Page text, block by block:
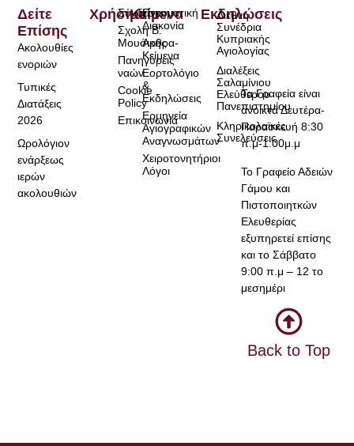
Τα Γραφεία είναι
ανοικτά Δευτέρα-
Παρασκευή 8:30
π.μ-1:00μ.μ
Το Γραφείο Αδειών
Γάμου και
Πιστοποιητκών
Ελευθερίας
εξυπηρετεί επίσης
και το Σάββατο
9:00 π.μ – 12 το
μεσημέρι
Back to Top
Χρήσιμα
Σύνδεσμοι
Σχολή Β.
Μουσικής
Πανηγύρεις
ναών
Cookie
Policy
Επικοινωνία
Κείμενα
Πνευματική
Διακονία
Άρθρα-
Κείμενα
Εορτολόγιο
&
Εκδηλώσεις
Ερμηνεία
Αγιογραφικών
Αναγνωσμάτων
Χειροτονητήριοι
Λόγοι
Δείτε
Επίσης
Ακολουθίες
ενοριών
Τυπικές
Διατάξεις
2026
Ωρολόγιον
ενάρξεως
ιερών
ακολουθιών
Εκδηλώσεις
Διεθνή
Συνέδρια
Κυπριακής
Αγιολογίας
Διαλέξεις
Σαλαμίνιου
Ελεύθερου
Πανεπιστημίου
Κληρικολαϊκές
Συνελεύσεις